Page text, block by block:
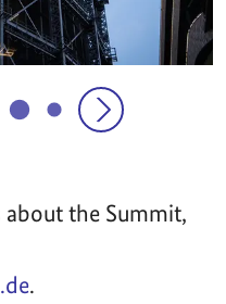
the Summit,
.